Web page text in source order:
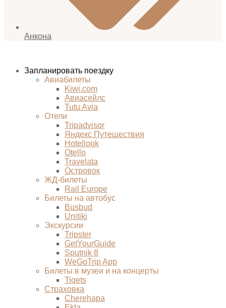
Анкона
Запланировать поездку
Авиабилеты
Kiwi.com
Авиасейлс
Tutu Avia
Отели
Tripadvisor
Яндекс Путешествия
Hotellook
Otello
Travelata
Островок
ЖД-билеты
Rail Europe
Билеты на автобус
Busbud
Unitiki
Экскурсии
Tripster
GetYourGuide
Sputnik 8
WeGoTrip App
Билеты в музеи и на концерты
Tiqets
Страховка
Cherehapa